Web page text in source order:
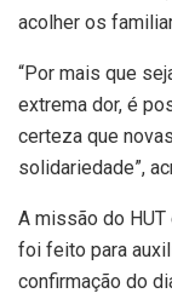
acolher os
“Por mais que
extrema dor, é
certeza que
solidariedade”,
A missão do HUT
foi feito para
confirmação do